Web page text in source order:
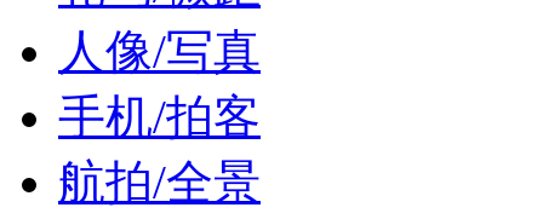
人像/写真
手机/拍客
航拍/全景